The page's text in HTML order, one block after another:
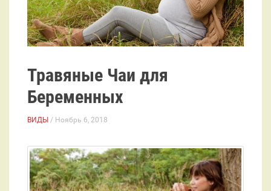
Травяные Чаи для
Беременных
ВИДЫ / Ноябрь 6, 2018